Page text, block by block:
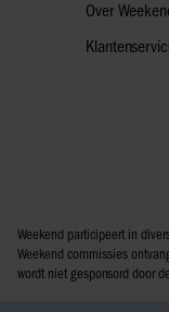
Over
Weekend participeert in
Weekend commissies
wordt niet gesponsord door